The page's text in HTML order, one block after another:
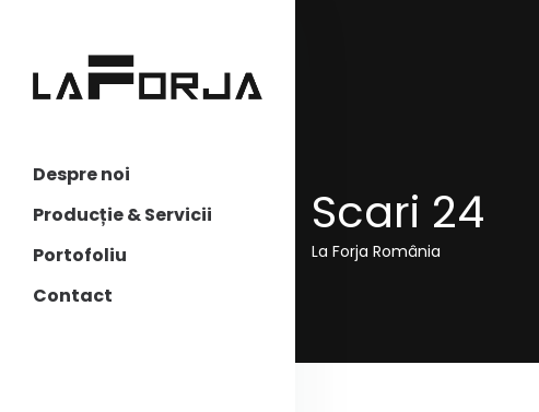
Despre noi
Producție & Servicii
Portofoliu
Contact
Scari 24
La Forja România